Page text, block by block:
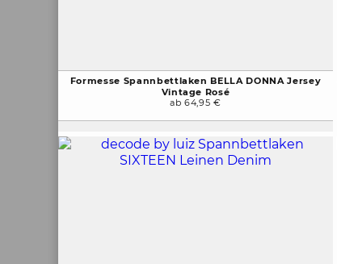
Formesse Spannbettlaken BELLA DONNA Jersey
Vintage Rosé
ab 64,95 €